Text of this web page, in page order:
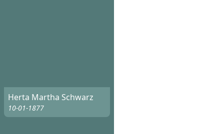
Herta Martha Schwarz
10-01-1877